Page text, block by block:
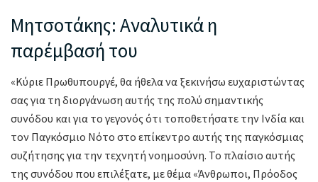
Μητσοτάκης: Αναλυτικά η
παρέμβασή του
«Κύριε Πρωθυπουργέ, θα ήθελα να ξεκινήσω ευχαριστώντας
σας για τη διοργάνωση αυτής της πολύ σημαντικής
συνόδου και για το γεγονός ότι τοποθετήσατε την Ινδία και
τον Παγκόσμιο Νότο στο επίκεντρο αυτής της παγκόσμιας
συζήτησης για την τεχνητή νοημοσύνη. Το πλαίσιο αυτής
της συνόδου που επιλέξατε, με θέμα «Άνθρωποι, Πρόοδος